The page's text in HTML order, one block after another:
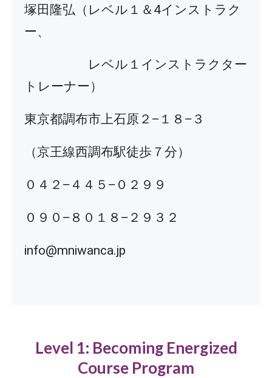
塚田隆弘（レベル１＆4インストラク
ー、
レベル１インストラクター
トレーナー）
東京都調布市上石原２−１８−３
（京王線西調布駅徒歩７分）
０４２−４４５−０２９９
０９０−８０１８−２９３２
info@mniwanca.jp
Level 1: Becoming Energized
Course Program